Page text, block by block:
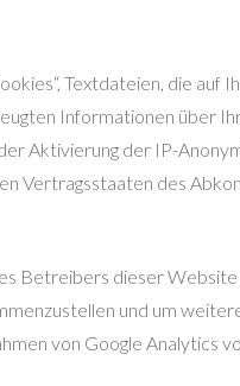
Textdateien, die auf
Informationen über
Aktivierung der IP-
Vertragsstaaten des
Betreibers dieser
und um
von Google Analytics